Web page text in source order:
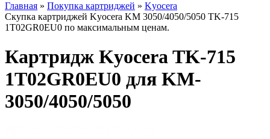
Главная » Покупка картриджей » Kyocera
Скупка картриджей Kyocera KM 3050/4050/5050 TK-715
1T02GR0EU0 по максимальным ценам.
Картридж Kyocera TK-715
1T02GR0EU0 для KM-
3050/4050/5050